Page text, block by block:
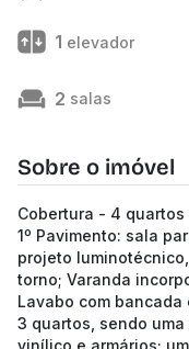
1 elevador
2 salas
Sobre o imóvel
Cobertura - 4 quartos
1º Pavimento: sala
projeto
torno; Varanda
Lavabo com
3 quartos, sendo
vinílico e armários;